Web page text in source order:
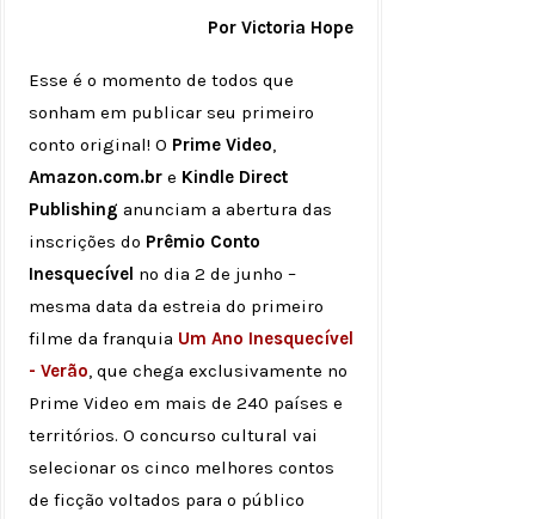
Por Victoria Hope
Esse é o momento de todos que
sonham em publicar seu primeiro
conto original! O Prime Video,
Amazon.com.br e Kindle Direct
Publishing anunciam a abertura das
inscrições do Prêmio Conto
Inesquecível no dia 2 de junho –
mesma data da estreia do primeiro
filme da franquia Um Ano Inesquecível
- Verão, que chega exclusivamente no
Prime Video em mais de 240 países e
territórios. O concurso cultural vai
selecionar os cinco melhores contos
de ficção voltados para o público